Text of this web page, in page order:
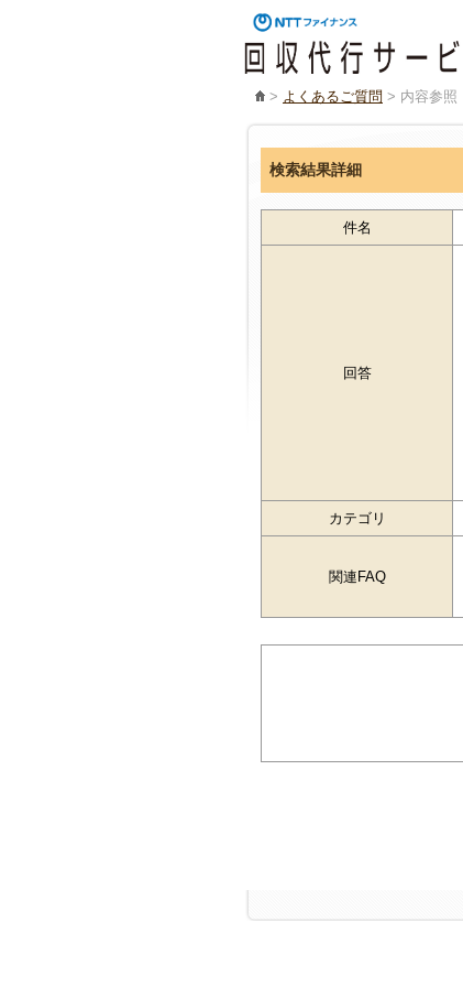
> よくあるご質問 > 内容参照
検索結果詳細
件名
回答
カテゴリ
関連FAQ